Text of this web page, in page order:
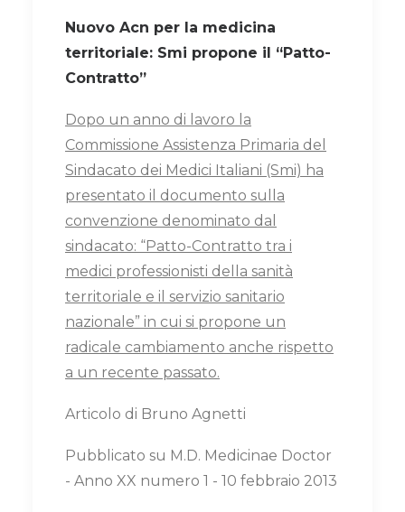
Nuovo Acn per la medicina
territoriale: Smi propone il “Patto-
Contratto”
Dopo un anno di lavoro la
Commissione Assistenza Primaria del
Sindacato dei Medici Italiani (Smi) ha
presentato il documento sulla
convenzione denominato dal
sindacato: “Patto-Contratto tra i
medici professionisti della sanità
territoriale e il servizio sanitario
nazionale” in cui si propone un
radicale cambiamento anche rispetto
a un recente passato.
Articolo di Bruno Agnetti
Pubblicato su M.D. Medicinae Doctor
- Anno XX numero 1 - 10 febbraio 2013